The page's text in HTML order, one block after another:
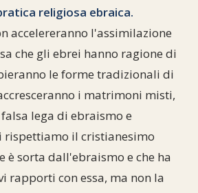
religiosa ebraica.
accelereranno l'assimilazione
che gli ebrei hanno ragione di
le forme tradizionali di
i matrimoni misti,
lega di ebraismo e
rispettiamo il cristianesimo
è sorta dall'ebraismo e che ha
rapporti con essa, ma non la